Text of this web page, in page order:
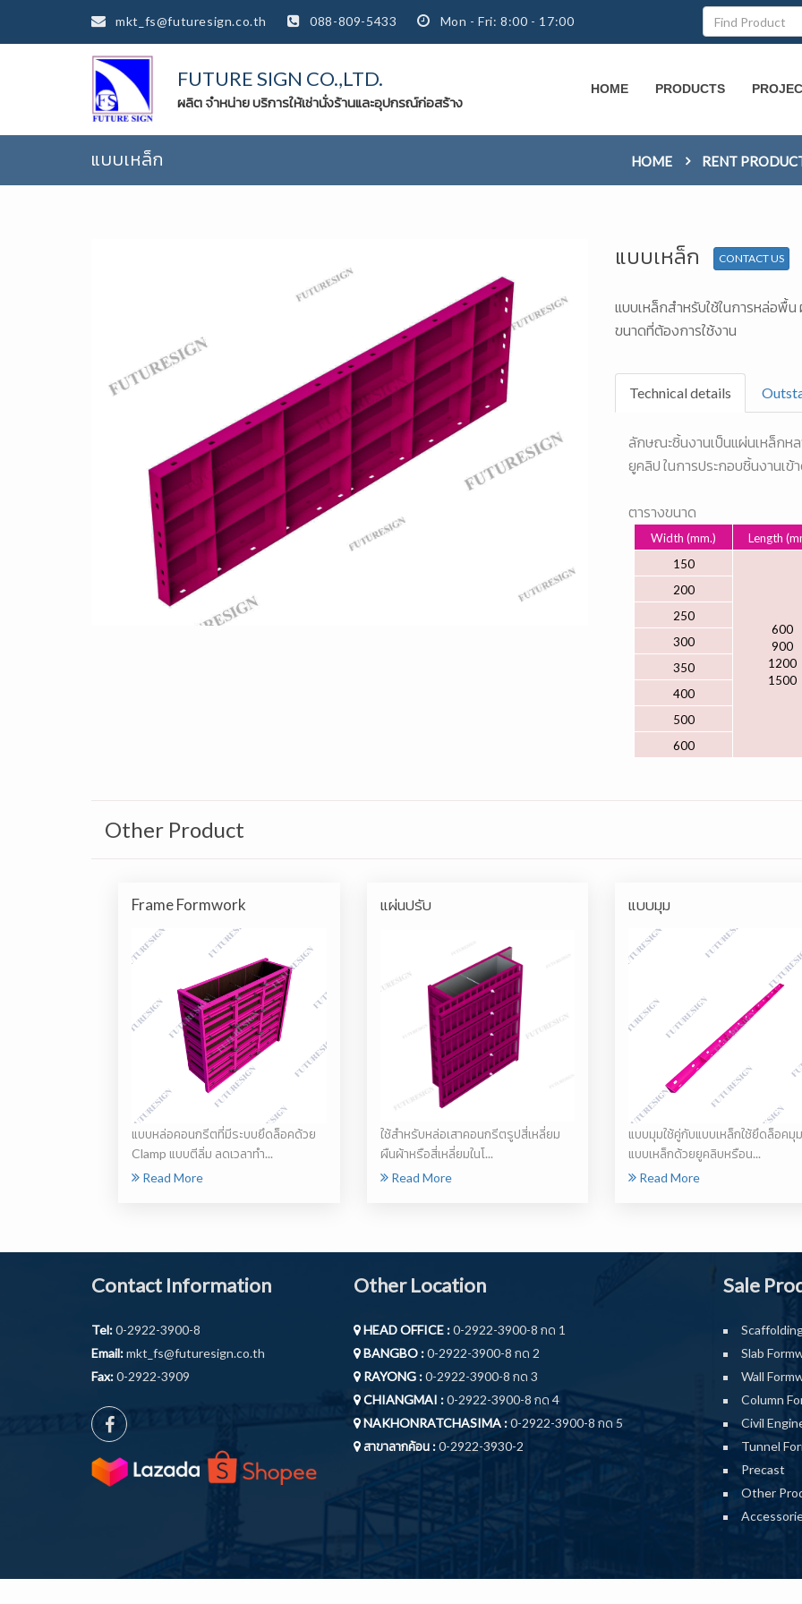
mkt_fs@futuresign.co.th 088-809-5433 Mon - Fri: 8:00 - 17:00
FUTURE SIGN CO.,LTD.
ผลิต จำหน่าย บริการให้เช่านั่งร้านและอุปกรณ์ก่อสร้าง
HOME PRODUCTS
แบบเหล็ก HOME RENT
แบบเหล็ก CONTACT US
แบบเหล็กสำหรับใช้ในการหล่อพื้น
ขนาดที่ต้องการใช้งาน
Technical details
ลักษณะชิ้นงานเป็นแผ่นเหล็กหล
ยูคลิป ในการประกอบชิ้นงานเข้
ตารางขนาด
Width (mm.)
Length
150
600
900
1200
1500
200
250
300
350
400
500
600
Other Product
Frame Formwork
แบบหล่อคอนกรีตที่มีระบบยึดล็อคด้วย
Clamp แบบตีลิ่ม ลดเวลาทำ...
Read More
แผ่นปรับ
ใช้สำหรับหล่อเสาคอนกรีตรูปสี่เหลี่ยม
ผืนผ้าหรือสี่เหลี่ยมในโ...
Read More
แบบมุม
แบบมุมใช้คู่กับแบบเหล็กใช้ยึดล็อคมุม
แบบเหล็กด้วยยูคลิบหรือน...
Read More
Contact Information
Tel:0-2922-3900-8
Email:mkt_fs@futuresign.co.th
Fax:0-2922-3909
Other Location
HEAD OFFICE :0-2922-3900-8 กด 1
BANGBO :0-2922-3900-8 กด 2
RAYONG :0-2922-3900-8 กด 3
CHIANGMAI :0-2922-3900-8 กด 4
NAKHONRATCHASIMA :0-2922-3900-8 กด 5
สาขาลากค้อน :0-2922-3930-2
Sale
Slab
Wall
Column
Civil
Tunnel
Precast
Other